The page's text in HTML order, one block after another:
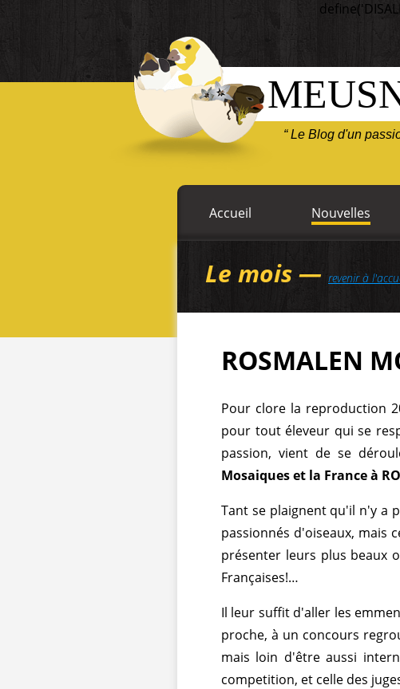
“ Le Blog d'un
Accueil Nouvelles
Le mois — revenir à
ROSMALEN
Pour clore la reproduction
pour tout éleveur qui se
passion, vient de se
Mosaiques et la France à
Tant se plaignent qu'il n'y a
passionnés d'oiseaux, mais
présenter leurs plus beaux
Françaises!…
Il leur suffit d'aller les
proche, à un concours
mais loin d'être aussi
competition, et celle des